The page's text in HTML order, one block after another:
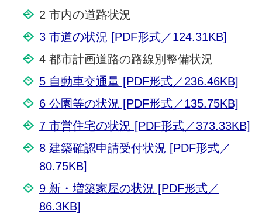
2 市内の道路状況
3 市道の状況 [PDF形式／124.31KB]
4 都市計画道路の路線別整備状況
5 自動車交通量 [PDF形式／236.46KB]
6 公園等の状況 [PDF形式／135.75KB]
7 市営住宅の状況 [PDF形式／373.33KB]
8 建築確認申請受付状況 [PDF形式／
80.75KB]
9 新・増築家屋の状況 [PDF形式／
86.3KB]